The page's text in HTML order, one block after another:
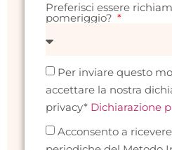
Preferisci essere
pomeriggio?
Per inviare questo
accettare la nostra
privacy* Dichiarazione
Acconsento a